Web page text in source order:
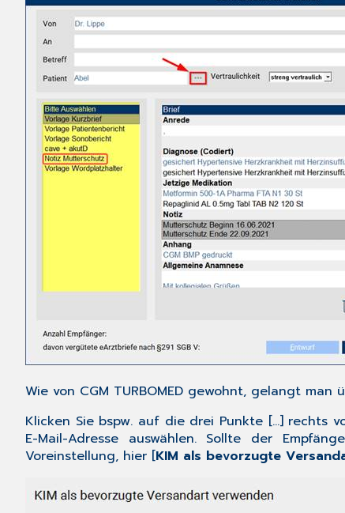
Wie von CGM TURBOMED gewohnt, gelangt
Klicken Sie bspw. auf die drei Punkte […] rechts
E-Mail-Adresse auswählen. Sollte der
Voreinstellung, hier [KIM als bevorzugte